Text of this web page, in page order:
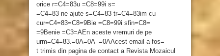
orice r=C4=83u =C8=99i s=
=C4=83 ne ajute s=C4=83 tr=C4=83im cu
cur=C4=83=C8=9Bie =C8=99i sfin=C8=
=9Benie =C3=AEn aceste vremuri de pe
urm=C4=83.=0A=0A–=0AAcest email a fos=
t trimis din pagina de contact a Revista Mozaicul